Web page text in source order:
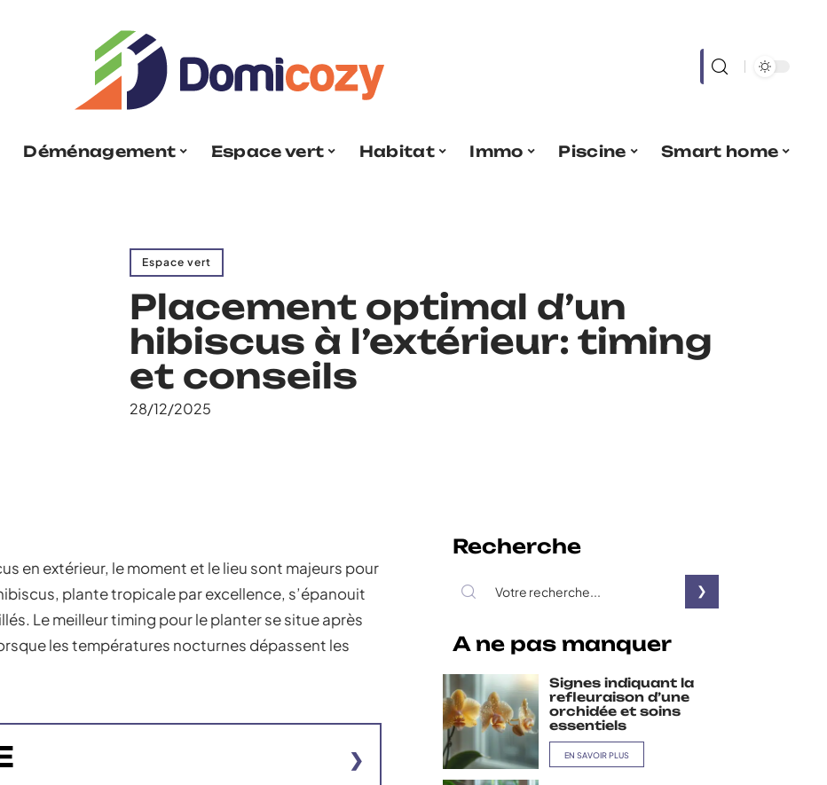
Déménagement Espace vert Habitat Immo Piscine Smart home
Espace vert
Placement optimal d’un
hibiscus à l’extérieur: timing
et conseils
28/12/2025
en extérieur, le moment et le lieu sont majeurs pour
plante tropicale par excellence, s’épanouit
Le meilleur timing pour le planter se situe après
les températures nocturnes dépassent les
Recherche
A ne pas manquer
Signes indiquant la
refleuraison d’une
orchidée et soins
essentiels
EN SAVOIR PLUS